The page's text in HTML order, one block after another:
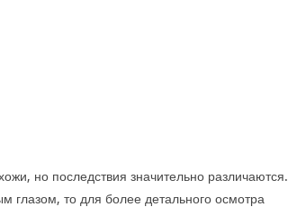
но последствия значительно различаются.
глазом, то для более детального осмотра